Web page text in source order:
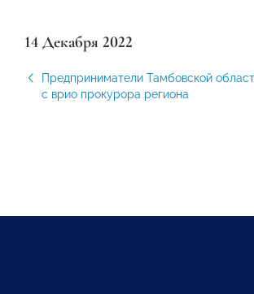
14 Декабря 2022
Предприниматели Тамбовской
с врио прокурора региона